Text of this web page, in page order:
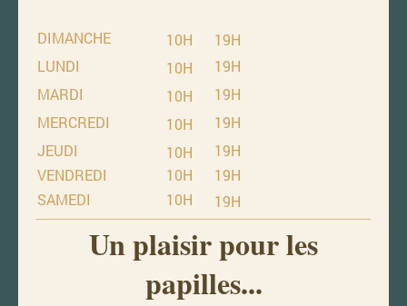
DIMANCHE 10H
19H
LUNDI
10H
19H
MARDI
10H
19H
MERCREDI
10H
19H
JEUDI
10H
19H
VENDREDI
10H
19H
SAMEDI
10H 19H
Un plaisir pour les
papilles...